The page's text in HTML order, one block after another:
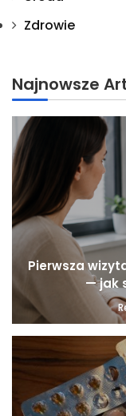
Zdrowie
Najnowsze
Pierwsza
— jak